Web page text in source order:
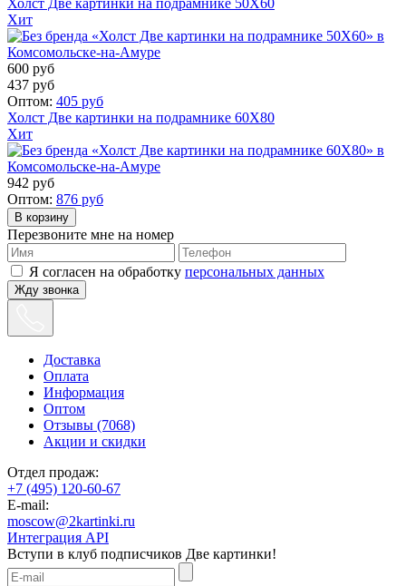
Холст Две картинки на подрамнике 50X60
Хит
600 руб
437 руб
Оптом: 405 руб
Холст Две картинки на подрамнике 60X80
Хит
942 руб
Оптом: 876 руб
Перезвоните мне на номер
Я согласен на обработку персональных данных
Жду звонка
Доставка
Оплата
Информация
Оптом
Отзывы (7068)
Акции и скидки
Отдел продаж:
+7 (495) 120-60-67
E-mail:
moscow@2kartinki.ru
Интеграция API
Вступи в клуб подписчиков Две картинки!